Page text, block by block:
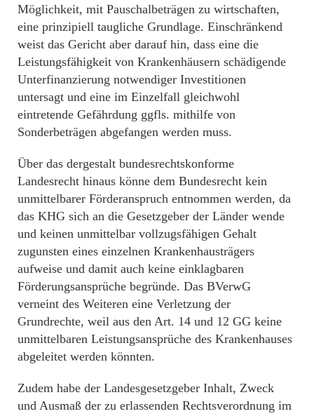
Möglichkeit, mit Pauschalbeträgen zu wirtschaften,
eine prinzipiell taugliche Grundlage. Einschränkend
weist das Gericht aber darauf hin, dass eine die
Leistungsfähigkeit von Krankenhäusern schädigende
Unterfinanzierung notwendiger Investitionen
untersagt und eine im Einzelfall gleichwohl
eintretende Gefährdung ggfls. mithilfe von
Sonderbeträgen abgefangen werden muss.
Über das dergestalt bundesrechtskonforme
Landesrecht hinaus könne dem Bundesrecht kein
unmittelbarer Förderanspruch entnommen werden, da
das KHG sich an die Gesetzgeber der Länder wende
und keinen unmittelbar vollzugsfähigen Gehalt
zugunsten eines einzelnen Krankenhausträgers
aufweise und damit auch keine einklagbaren
Förderungsansprüche begründe. Das BVerwG
verneint des Weiteren eine Verletzung der
Grundrechte, weil aus den Art. 14 und 12 GG keine
unmittelbaren Leistungsansprüche des Krankenhauses
abgeleitet werden könnten.
Zudem habe der Landesgesetzgeber Inhalt, Zweck
und Ausmaß der zu erlassenden Rechtsverordnung im